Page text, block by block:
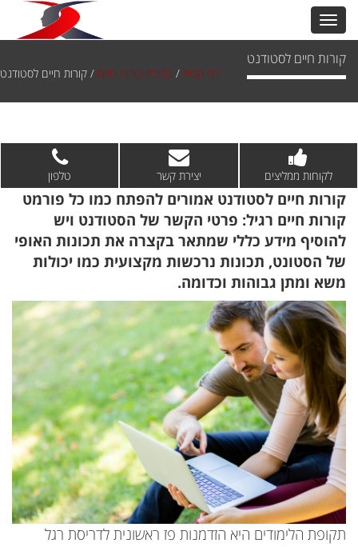
קורות חיים לסטודנט
דף הבית / כתיבת קורות חיים / קורות חיים לסטודנט
לקוחות ממליצים יצירת קשר טלפון
קורות חיים לסטודנט אמורים להפתח כמו כל פורמט
קורות חיים רגיל: פרטי הקשר של הסטודנט ויש
להוסיף מידע כללי שמתאר בקצרה את תכונות האופי
של הסטונט, תכונות נרכשות מקצועית כמו יכולות
משא ומתן גבוהות וכדומה.
תקופת הלימודים היא הזדמנות פז ראשונית לדריסת רגל